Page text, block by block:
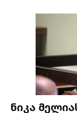
ნიკა